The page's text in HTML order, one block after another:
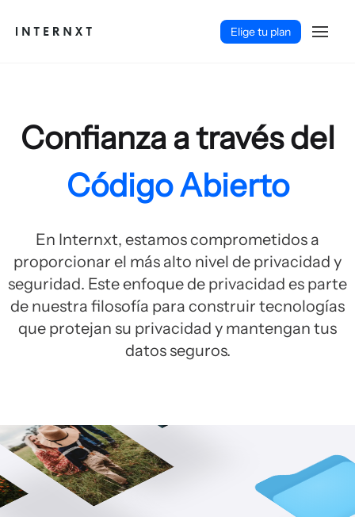
Elige tu plan
Español (ES)
Confianza a través del
Código Abierto
En Internxt, estamos comprometidos a
proporcionar el más alto nivel de privacidad y
seguridad. Este enfoque de privacidad es parte
de nuestra filosofía para construir tecnologías
que protejan su privacidad y mantengan tus
datos seguros.